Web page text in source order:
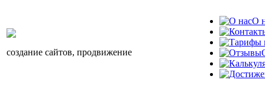
создание сайтов, продвижение
О